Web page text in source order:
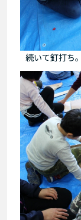
続いて釘打ち